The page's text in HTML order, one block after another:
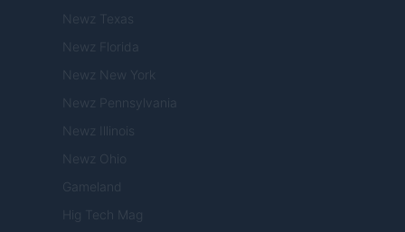
Newz Texas
Newz Florida
Newz New York
Newz Pennsylvania
Newz Illinois
Newz Ohio
Gameland
Hig Tech Mag